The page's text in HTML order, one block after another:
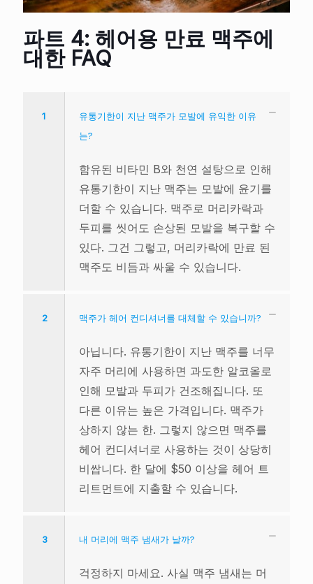
파트 4: 헤어용 만료 맥주에
대한 FAQ
1
유통기한이 지난 맥주가 모발에 유익한 이유
는?
함유된 비타민 B와 천연 설탕으로 인해
유통기한이 지난 맥주는 모발에 윤기를
더할 수 있습니다. 맥주로 머리카락과
두피를 씻어도 손상된 모발을 복구할 수
있다. 그건 그렇고, 머리카락에 만료 된
맥주도 비듬과 싸울 수 있습니다.
2 맥주가 헤어 컨디셔너를 대체할 수 있습니까?
아닙니다. 유통기한이 지난 맥주를 너무
자주 머리에 사용하면 과도한 알코올로
인해 모발과 두피가 건조해집니다. 또
다른 이유는 높은 가격입니다. 맥주가
상하지 않는 한. 그렇지 않으면 맥주를
헤어 컨디셔너로 사용하는 것이 상당히
비쌉니다. 한 달에 $50 이상을 헤어 트
리트먼트에 지출할 수 있습니다.
3 내 머리에 맥주 냄새가 날까?
걱정하지 마세요. 사실 맥주 냄새는 머